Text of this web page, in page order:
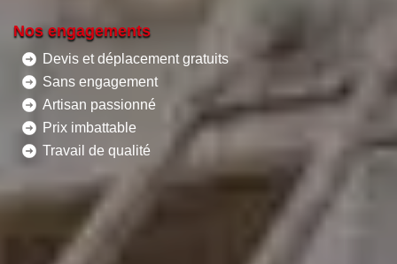
Nos engagements
Devis et déplacement gratuits
Sans engagement
Artisan passionné
Prix imbattable
Travail de qualité